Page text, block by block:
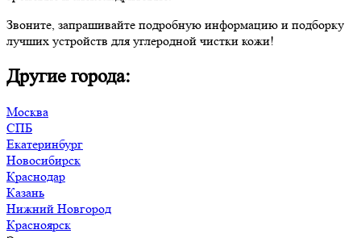
Звоните, запрашивайте подробную информацию и подборку
лучших устройств для углеродной чистки кожи!
Другие города:
Москва
СПБ
Екатеринбург
Новосибирск
Краснодар
Казань
Нижний Новгород
Красноярск